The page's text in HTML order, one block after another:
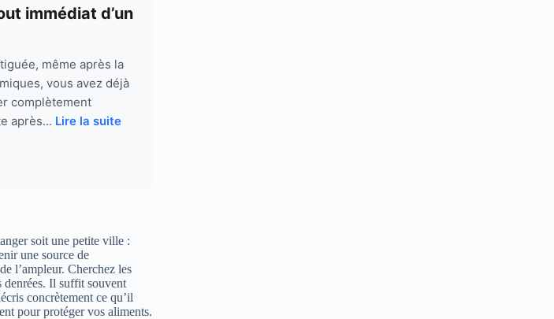
immédiat d’un
même après la
vous avez déjà
complètement
après... Lire la suite
soit une petite ville :
une source de
l’ampleur. Cherchez les
denrées. Il suffit souvent
concrètement ce qu’il
pour protéger vos aliments.